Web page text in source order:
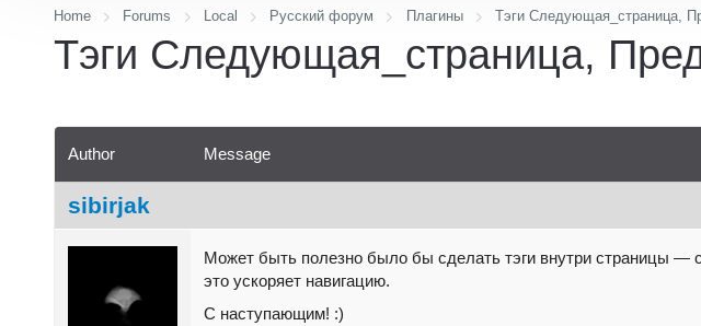
Home Forums Local Русский форум Плагины Тэги Следующая_страница,
Тэги Следующая_страница,
Author Message
sibirjak
Может быть полезно было бы сделать тэги внутри страницы —
это ускоряет навигацию.
С наступающим! :)